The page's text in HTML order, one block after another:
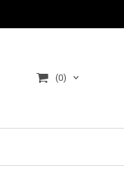
(0)